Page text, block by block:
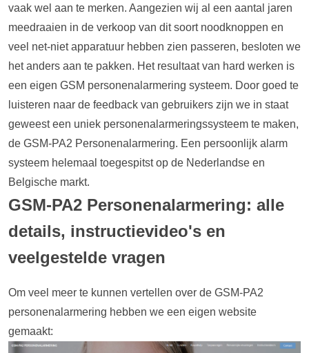
vaak wel aan te merken. Aangezien wij al een aantal jaren
meedraaien in de verkoop van dit soort noodknoppen en
veel net-niet apparatuur hebben zien passeren, besloten we
het anders aan te pakken. Het resultaat van hard werken is
een eigen GSM personenalarmering systeem. Door goed te
luisteren naar de feedback van gebruikers zijn we in staat
geweest een uniek personenalarmeringssysteem te maken,
de GSM-PA2 Personenalarmering. Een persoonlijk alarm
systeem helemaal toegespitst op de Nederlandse en
Belgische markt.
GSM-PA2 Personenalarmering: alle
details, instructievideo's en
veelgestelde vragen
Om veel meer te kunnen vertellen over de GSM-PA2
personenalarmering hebben we een eigen website
gemaakt: